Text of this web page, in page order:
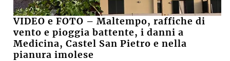
VIDEO e FOTO – Maltempo, raffiche di
vento e pioggia battente, i danni a
Medicina, Castel San Pietro e nella
pianura imolese